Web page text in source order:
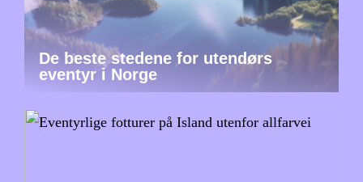
De beste stedene for utendørs
eventyr i Norge